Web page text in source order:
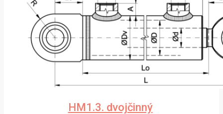
HM1.3. dvojčinný